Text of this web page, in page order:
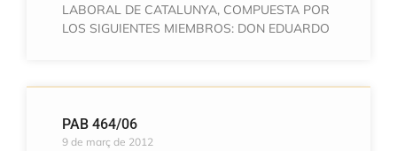
LABORAL DE CATALUNYA, COMPUESTA POR
LOS SIGUIENTES MIEMBROS: DON EDUARDO
PAB 464/06
9 de març de 2012